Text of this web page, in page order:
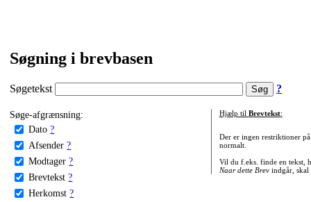
Søgning i brevbasen
Søgetekst ?
Søge-afgrænsning:
Dato ?
Afsender ?
Modtager ?
Brevtekst ?
Herkomst ?
Hjælp til Brevtekst:
Der er ingen restriktioner
normalt.
Vil du f.eks. finde en tekst,
Naar dette Brevindgår, skal